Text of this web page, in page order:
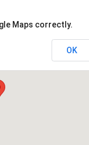
Maps correctly.
OK